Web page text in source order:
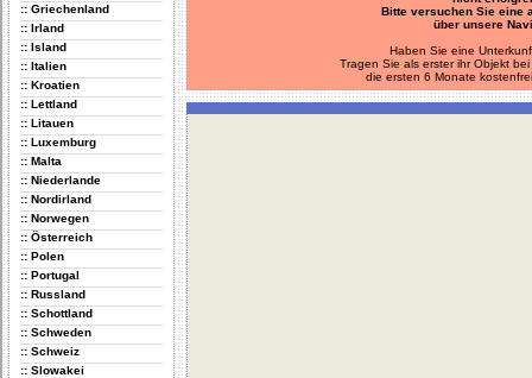
:: Griechenland
:: Irland
:: Island
:: Italien
:: Kroatien
:: Lettland
:: Litauen
:: Luxemburg
:: Malta
:: Niederlande
:: Nordirland
:: Norwegen
:: Österreich
:: Polen
:: Portugal
:: Russland
:: Schottland
:: Schweden
:: Schweiz
:: Slowakei
Bitte versuchen Sie eine
über unsere
Haben Sie eine
Tragen Sie als erster ihr Objekt
die ersten 6 Monate